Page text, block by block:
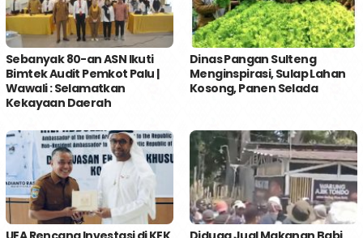
Sebanyak 80-an ASN Ikuti
Bimtek Audit Pemkot Palu |
Wawali : Selamatkan
Kekayaan Daerah
Dinas Pangan Sulteng
Menginspirasi, Sulap Lahan
Kosong, Panen Selada